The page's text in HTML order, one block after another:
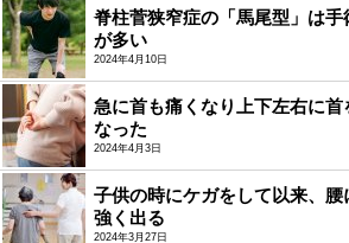
脊柱菅狭窄症の「馬尾型」は
が多い
2024年4月10日
急に首も痛くなり上下左右に首
なった
2024年4月3日
子供の時にケガをして以来、
強く出る
2024年3月27日